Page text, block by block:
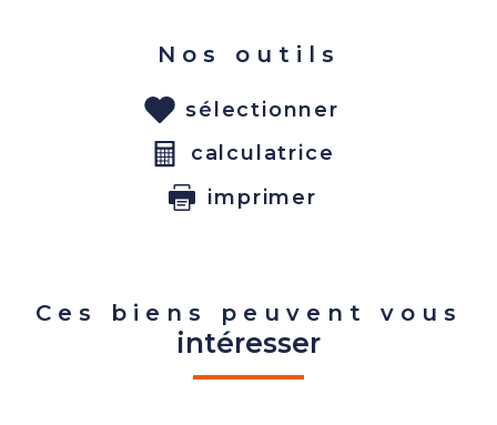
Nos outils
sélectionner
calculatrice
imprimer
Ces biens peuvent vous
intéresser